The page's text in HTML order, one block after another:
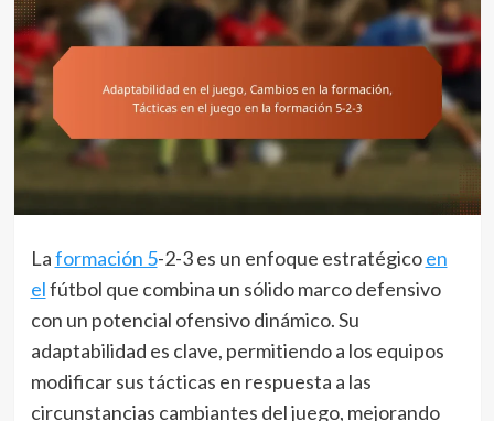
Laformación 5-2-3 es un enfoque estratégicoen
elfútbol que combina un sólido marco defensivo
con un potencial ofensivo dinámico. Su
adaptabilidad es clave, permitiendo a los equipos
modificar sus tácticas en respuesta a las
circunstancias cambiantes del juego, mejorando